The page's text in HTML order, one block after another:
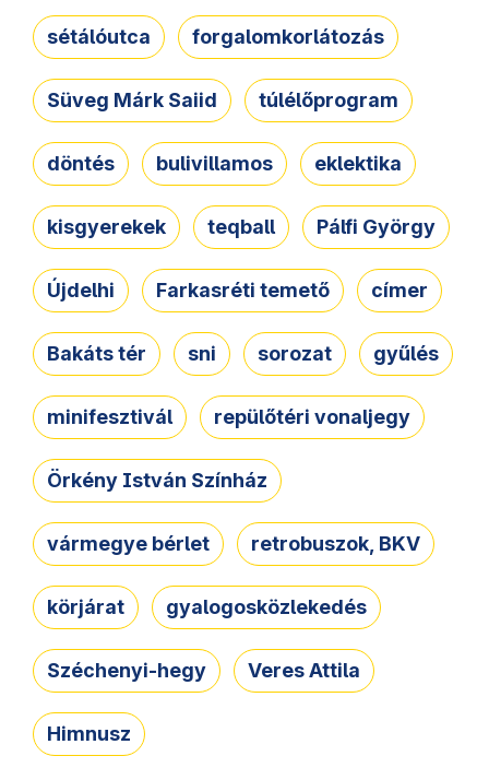
sétálóutca forgalomkorlátozás
Süveg Márk Saiid túlélőprogram
döntés bulivillamos eklektika
kisgyerekek teqball Pálfi György
Újdelhi Farkasréti temető címer
Bakáts tér sni sorozat gyűlés
minifesztivál repülőtéri vonaljegy
Örkény István Színház
vármegye bérlet retrobuszok, BKV
körjárat gyalogosközlekedés
Széchenyi-hegy Veres Attila
Himnusz